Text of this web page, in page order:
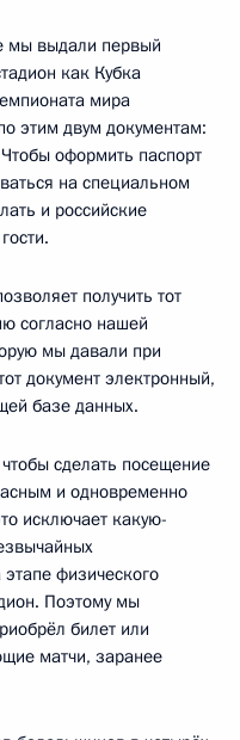
мы выдали первый
как Кубка
мира
этим двум документам:
оформить паспорт
на специальном
и российские
получить тот
согласно нашей
мы давали при
документ электронный,
базе данных.
сделать посещение
и одновременно
исключает какую-
физического
Поэтому мы
билет или
матчи, заранее